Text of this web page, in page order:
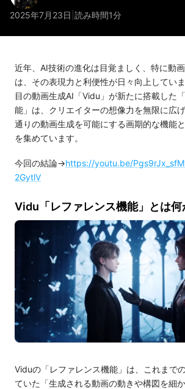
2025年7月23日 読み時間1分
近年、AI技術の進化は目覚ましく、特に動
は、その表現力と利便性が日々向上してい
目の動画生成AI「Vidu」が新たに搭載した
能」は、クリエイターの想像力を無限に広
通りの動画生成を可能にする画期的な機能
を集めています。
今回の結論→https://youtu.be/
2GytlV
Vidu「レファレンス機能」とは何
Viduの「レファレンス機能」は、これまで
ていた「生成される動画の動きや構図を細